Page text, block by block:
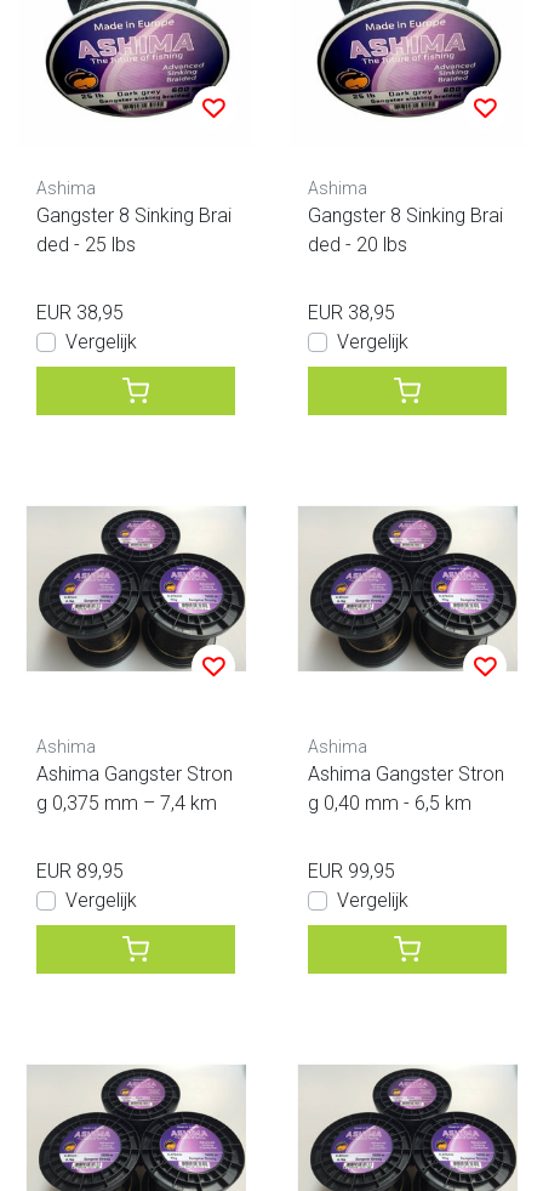
Ashima
Gangster 8 Sinking Brai
ded - 25 lbs
EUR 38,95
Vergelijk
Ashima
Gangster 8 Sinking Brai
ded - 20 lbs
EUR 38,95
Vergelijk
Ashima
Ashima Gangster Stron
g 0,375 mm – 7,4 km
EUR 89,95
Vergelijk
Ashima
Ashima Gangster Stron
g 0,40 mm - 6,5 km
EUR 99,95
Vergelijk